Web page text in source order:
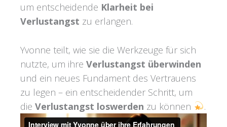
um entscheidende Klarheit bei
Verlustangst zu erlangen.
Yvonne teilt, wie sie die Werkzeuge für sich
nutzte, um ihre Verlustangst überwinden
und ein neues Fundament des Vertrauens
zu legen – ein entscheidender Schritt, um
die Verlustangst loswerden zu können .